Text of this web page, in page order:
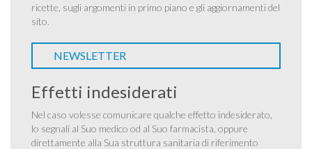
ricette, sugli argomenti in primo piano e gli aggiornamenti del
sito.
NEWSLETTER
Effetti indesiderati
Nel caso volesse comunicare qualche effetto indesiderato,
lo segnali al Suo medico od al Suo farmacista, oppure
direttamente alla Sua struttura sanitaria di riferimento